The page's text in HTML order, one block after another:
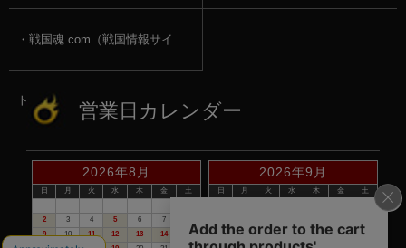
戦国魂.com（戦国情報サイ
ト） 営業日カレンダー
2026年8月
日 月 火 水 木 金
土
2
3 4 5 6 7
9
10 11 12 13 14
15
2026年9月
日 月 火 水 木 金
土
13
14 15 16 17 18
19